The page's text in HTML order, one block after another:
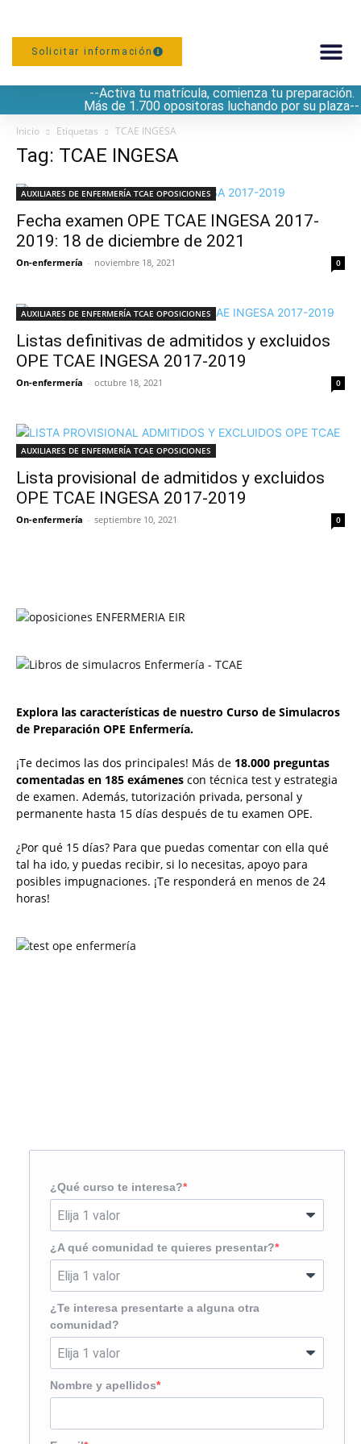
Solicitar información
--Activa tu matrícula, comienza tu preparación.
Más de 1.700 opositoras luchando por su plaza--
Inicio Etiquetas TCAE INGESA
Tag: TCAE INGESA
AUXILIARES DE ENFERMERÍA TCAE OPOSICIONES
Fecha examen OPE TCAE INGESA 2017-
2019: 18 de diciembre de 2021
On-enfermería - noviembre 18, 2021 0
AUXILIARES DE ENFERMERÍA TCAE OPOSICIONES
Listas definitivas de admitidos y excluidos
OPE TCAE INGESA 2017-2019
On-enfermería - octubre 18, 2021 0
AUXILIARES DE ENFERMERÍA TCAE OPOSICIONES
Lista provisional de admitidos y excluidos
OPE TCAE INGESA 2017-2019
On-enfermería - septiembre 10, 2021 0
Explora las características de nuestro Curso de Simulacros
de Preparación OPE Enfermería.
¡Te decimos las dos principales! Más de 18.000 preguntas
comentadas en 185 exámenes con técnica test y estrategia
de examen. Además, tutorización privada, personal y
permanente hasta 15 días después de tu examen OPE.
¿Por qué 15 días? Para que puedas comentar con ella qué
tal ha ido, y puedas recibir, si lo necesitas, apoyo para
posibles impugnaciones. ¡Te responderá en menos de 24
horas!
¿Qué curso te interesa?
¿A qué comunidad te quieres presentar?
¿Te interesa presentarte a alguna otra
comunidad?
Nombre y apellidos